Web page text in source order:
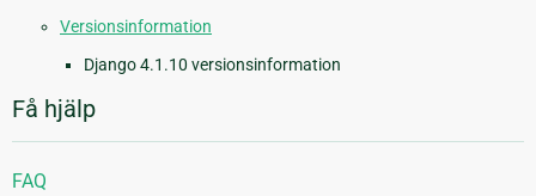
Versionsinformation
Django 4.1.10 versionsinformation
Få hjälp
FAQ